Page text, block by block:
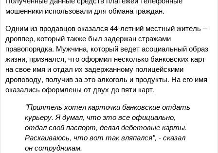
мошенники использовали для обмана граждан.
Одним из продавцов оказался 44-летний местный житель –
дроппер, который также был задержан стражами
правопорядка. Мужчина, который ведет асоциальный образ
жизни, признался, что оформил несколько банковских карт
на свое имя и отдал их задержанному полицейскими
дроповоду, получив за это алкоголь и продукты. На его имя
оказались оформлены от двух до пяти карт.
"Приятель хотел карточки банковские отдать
курьеру. Я думал, что это все официально,
отдал свой паспорт, делал дебетовые карты.
Раскаиваюсь, что вот так вляпался", - сказал
он сотрудникам.